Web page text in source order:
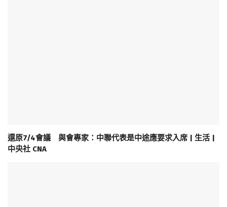
還原7/4會議 與會專家：中聯代表是中途應要求入席 | 生活 |
中央社 CNA